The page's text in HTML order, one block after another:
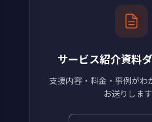
サービス紹介資料
支援内容・料金・事例がわ
お送りします